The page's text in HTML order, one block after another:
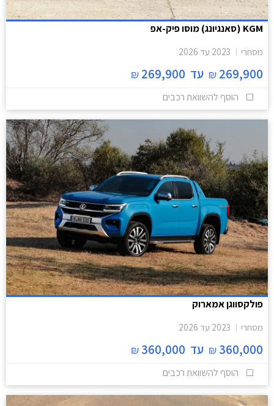
KGM (סאנגיונג) מוסו פיק-אפ
מסחרי 2023 עד 2026
269,900
₪ עד 269,900
₪
הוסף להשוואת רכבים
פולקסווגן אמארוק
מסחרי 2023 עד 2026
360,000
₪ עד 360,000
₪
הוסף להשוואת רכבים